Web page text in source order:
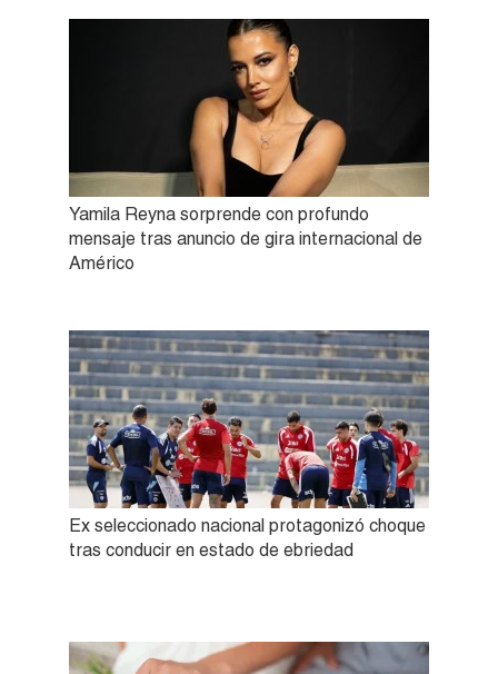
Yamila Reyna sorprende con profundo
mensaje tras anuncio de gira internacional de
Américo
Ex seleccionado nacional protagonizó choque
tras conducir en estado de ebriedad